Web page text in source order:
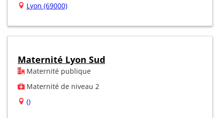
Lyon (69000)
Maternité Lyon Sud
Maternité publique
Maternité de niveau 2
()